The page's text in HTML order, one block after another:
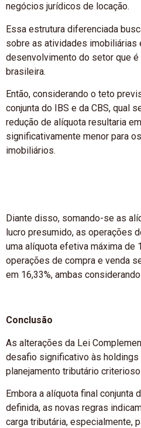
negócios jurídicos de locação.
Essa estrutura diferenciada
sobre as atividades imobiliárias
desenvolvimento do setor que
brasileira.
Então, considerando o teto
conjunta do IBS e da CBS, qual
redução de alíquota resultaria
significativamente menor para
imobiliários.
Diante disso, somando-se as
lucro presumido, as operações
uma alíquota efetiva máxima de
operações de compra e venda
em 16,33%, ambas
Conclusão
As alterações da Lei
desafio significativo às
planejamento tributário
Embora a alíquota final conjunta
definida, as novas regras
carga tributária, especialmente,